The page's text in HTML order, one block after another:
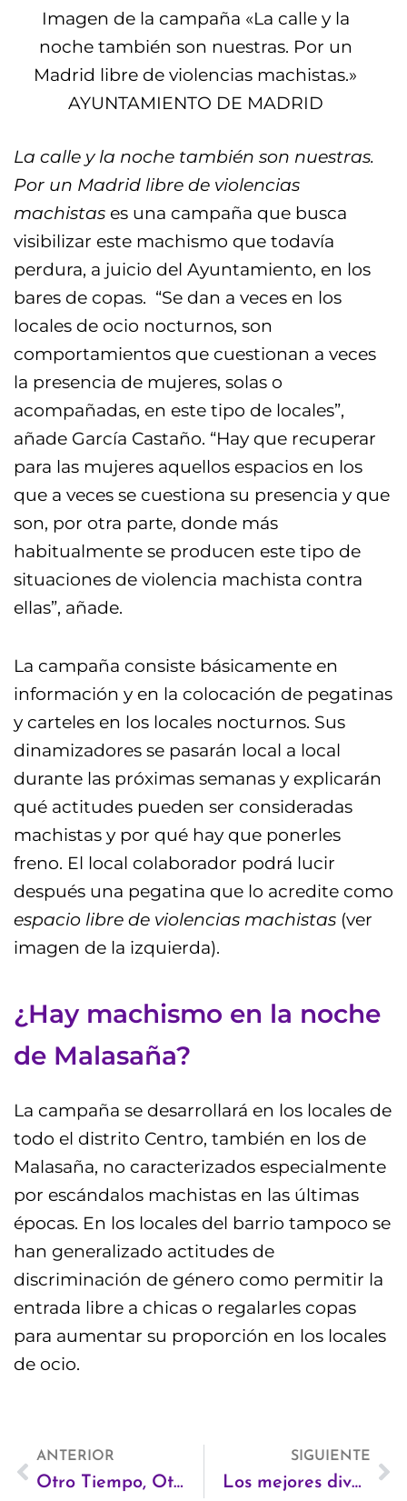
Imagen de la campaña «La calle y la
noche también son nuestras. Por un
Madrid libre de violencias machistas.»
AYUNTAMIENTO DE MADRID
La calle y la noche también son nuestras.
Por un Madrid libre de violencias
machistas es una campaña que busca
visibilizar este machismo que todavía
perdura, a juicio del Ayuntamiento, en los
bares de copas. “Se dan a veces en los
locales de ocio nocturnos, son
comportamientos que cuestionan a veces
la presencia de mujeres, solas o
acompañadas, en este tipo de locales”,
añade García Castaño. “Hay que recuperar
para las mujeres aquellos espacios en los
que a veces se cuestiona su presencia y que
son, por otra parte, donde más
habitualmente se producen este tipo de
situaciones de violencia machista contra
ellas”, añade.
La campaña consiste básicamente en
información y en la colocación de pegatinas
y carteles en los locales nocturnos. Sus
dinamizadores se pasarán local a local
durante las próximas semanas y explicarán
qué actitudes pueden ser consideradas
machistas y por qué hay que ponerles
freno. El local colaborador podrá lucir
después una pegatina que lo acredite como
espacio libre de violencias machistas (ver
imagen de la izquierda).
¿Hay machismo en la noche
de Malasaña?
La campaña se desarrollará en los locales de
todo el distrito Centro, también en los de
Malasaña, no caracterizados especialmente
por escándalos machistas en las últimas
épocas. En los locales del barrio tampoco se
han generalizado actitudes de
discriminación de género como permitir la
entrada libre a chicas o regalarles copas
para aumentar su proporción en los locales
de ocio.
AntANTERIOR
Otro Tiempo, Otro Planeta ha sido pre-seleccionada para participar de la III edición de los premios R de Ecoembes 2015
SIGUIENTE
Los mejores divulgadores del reciclaje en 2015